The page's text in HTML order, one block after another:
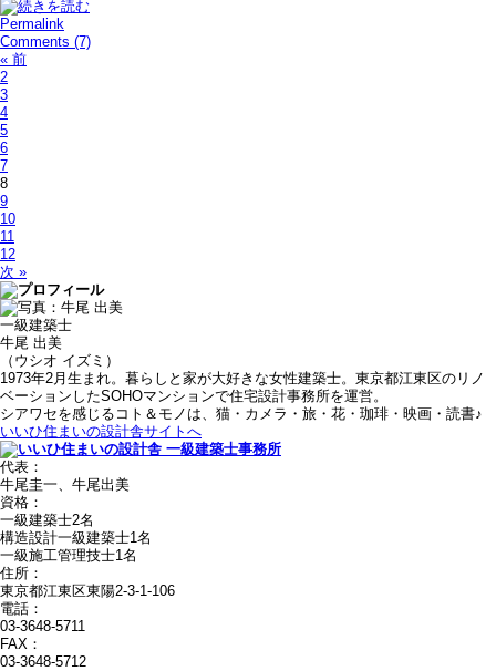
Permalink
Comments (7)
« 前
2
3
4
5
6
7
8
9
10
11
12
次 »
一級建築士
牛尾 出美
（ウシオ イズミ）
1973年2月生まれ。暮らしと家が大好きな女性建築士。東京都江東区のリノ
ベーションしたSOHOマンションで住宅設計事務所を運営。
シアワセを感じるコト＆モノは、猫・カメラ・旅・花・珈琲・映画・読書♪
いいひ住まいの設計舎サイトへ
代表：
牛尾圭一、牛尾出美
資格：
一級建築士2名
構造設計一級建築士1名
一級施工管理技士1名
住所：
東京都江東区東陽2-3-1-106
電話：
03-3648-5711
FAX：
03-3648-5712